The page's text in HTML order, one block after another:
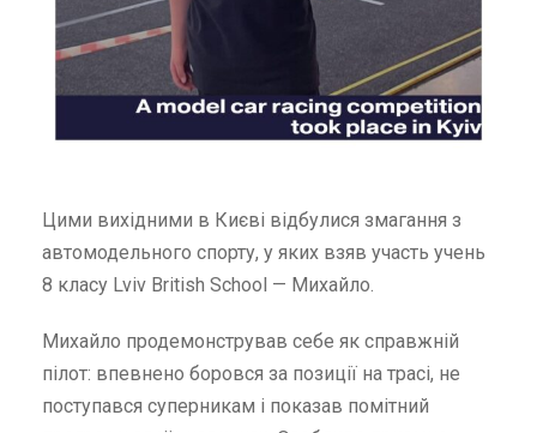
Цими вихідними в Києві відбулися змагання з
автомодельного спорту, у яких взяв участь учень
8 класу Lviv British School — Михайло.
Михайло продемонстрував себе як справжній
пілот: впевнено боровся за позиції на трасі, не
поступався суперникам і показав помітний